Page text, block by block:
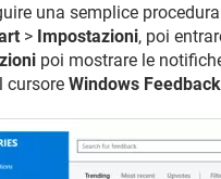
una semplice
> Impostazioni, poi
poi mostrare le
cursore Windows Feedback